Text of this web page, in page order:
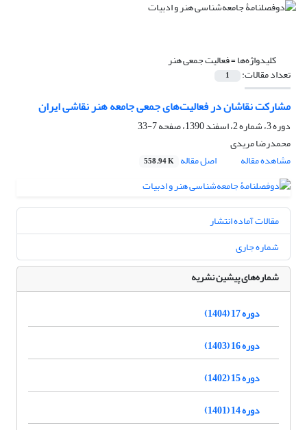
کلیدواژه‌ها =فعالیت جمعی هنر
تعداد مقالات: 1
مشارکت نقاشان در فعالیت‌های جمعی جامعه هنر نقاشی ایران
دوره 3، شماره 2، اسفند 1390، صفحه
7-33
محمدرضا مریدی
مشاهده مقاله
اصل مقاله 558.94 K
مقالات آماده انتشار
شماره جاری
شماره‌های پیشین نشریه
دوره 17 (1404)
دوره 16 (1403)
دوره 15 (1402)
دوره 14 (1401)